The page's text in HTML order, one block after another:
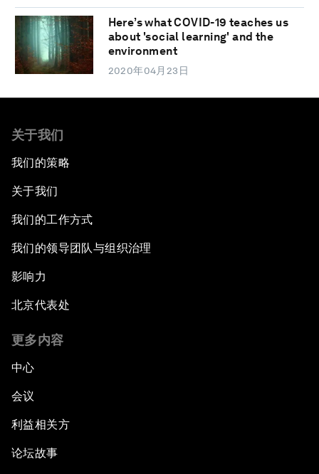
Here’s what COVID-19 teaches us
about 'social learning' and the
environment
2020年04月23日
关于我们
我们的策略
关于我们
我们的工作方式
我们的领导团队与组织治理
影响力
北京代表处
更多内容
中心
会议
利益相关方
论坛故事